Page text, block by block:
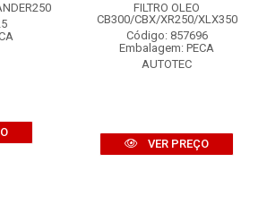
FILTRO OLEO
CB300/CBX/XR250/XLX350
Código: 857696
Embalagem: PECA
AUTOTEC
VER PREÇO